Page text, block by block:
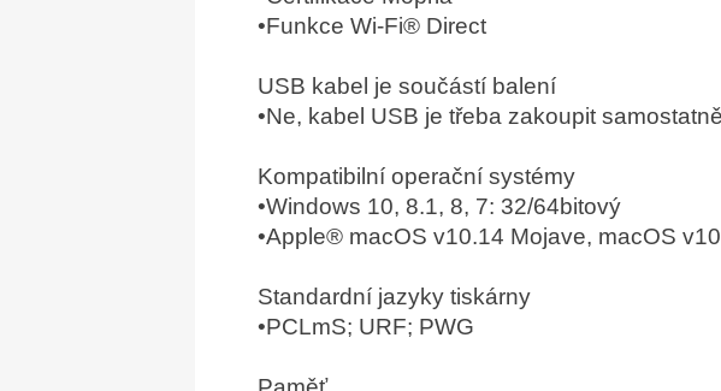
•Funkce Wi-Fi® Direct
USB kabel je součástí balení
•Ne, kabel USB je třeba zakoupit samostatně
Kompatibilní operační systémy
•Windows 10, 8.1, 8, 7: 32/64bitový
•Apple® macOS v10.14 Mojave, macOS
Standardní jazyky tiskárny
•PCLmS; URF; PWG